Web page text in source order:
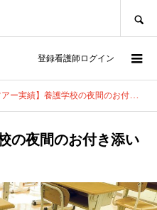
登録看護師ログイン
アー実績】養護学校の夜間のお付き添い
の夜間のお付き添い